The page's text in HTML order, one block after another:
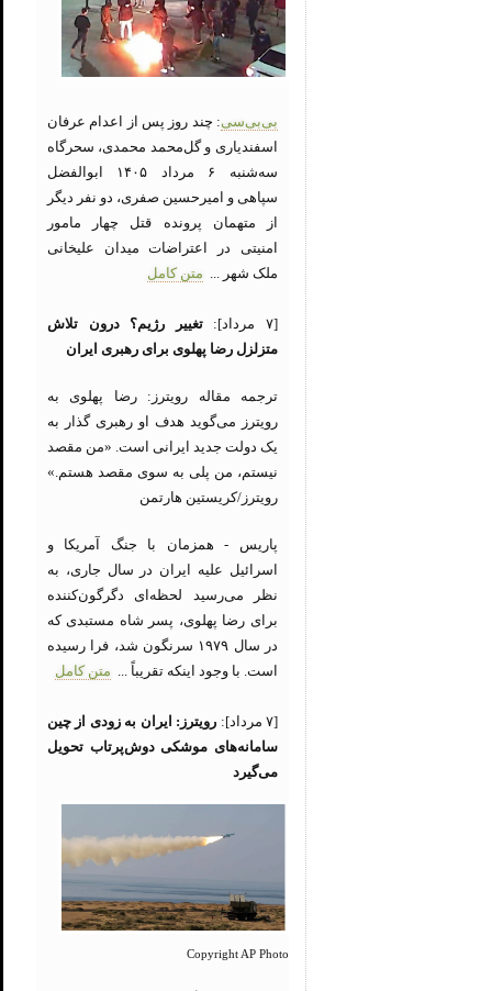
بی‌بی‌سی: چند روز پس از اعدام عرفان
اسفندیاری و گل‌محمد محمدی، سحرگاه
سه‌شنبه ۶ مرداد ۱۴۰۵ ابوالفضل
سپاهی و امیرحسین صفری، دو نفر دیگر
از متهمان پرونده قتل چهار مامور
امنیتی در اعتراضات میدان علیخانی
ملک شهر ... متن کامل
[۷ مرداد]:
تغییر رژیم؟ درون تلاش
متزلزل رضا پهلوی برای رهبری ایران
ترجمه مقاله رویترز: رضا پهلوی به
رویترز می‌گوید هدف او رهبری گذار به
یک دولت جدید ایرانی است. «من مقصد
نیستم، من پلی به سوی مقصد هستم.»
رویترز/کریستین هارتمن
پاریس - همزمان با جنگ آمریکا و
اسرائیل علیه ایران در سال جاری، به
نظر می‌رسید لحظه‌ای دگرگون‌کننده
برای رضا پهلوی، پسر شاه مستبدی که
در سال ۱۹۷۹ سرنگون شد، فرا رسیده
است. با وجود اینکه تقریباً ... متن کامل
[۷ مرداد]:
رویترز: ایران به زودی از چین
سامانه‌های موشکی دوش‌پرتاب تحویل
می‌گیرد
Copyright AP Photo